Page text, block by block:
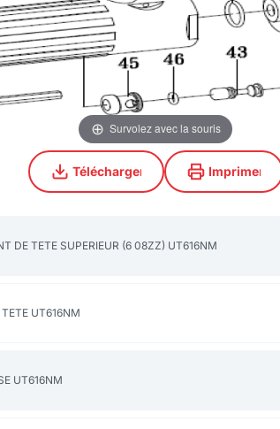
Survolez avec la souris
Télécharger
Télécharger
Imprimer
Imprimer
DE TETE SUPERIEUR (6 08ZZ) UT616NM
TETE UT616NM
UT616NM